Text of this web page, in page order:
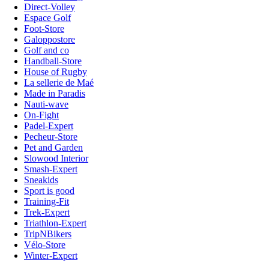
Direct-Volley
Espace Golf
Foot-Store
Galoppostore
Golf and co
Handball-Store
House of Rugby
La sellerie de Maé
Made in Paradis
Nauti-wave
On-Fight
Padel-Expert
Pecheur-Store
Pet and Garden
Slowood Interior
Smash-Expert
Sneakids
Sport is good
Training-Fit
Trek-Expert
Triathlon-Expert
TripNBikers
Vélo-Store
Winter-Expert